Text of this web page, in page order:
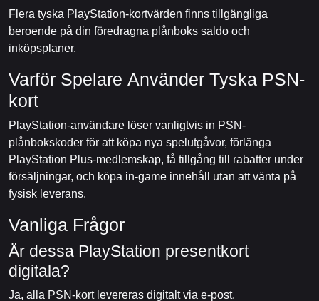
Flera tyska PlayStation-kortvärden finns tillgängliga
beroende på din föredragna plånboks saldo och
inköpsplaner.
Varför Spelare Använder Tyska PSN-
kort
PlayStation-användare löser vanligtvis in PSN-
plånbokskoder för att köpa nya spelutgåvor, förlänga
PlayStation Plus-medlemskap, få tillgång till rabatter under
försäljningar, och köpa in-game innehåll utan att vänta på
fysisk leverans.
Vanliga Frågor
Är dessa PlayStation presentkort
digitala?
Ja, alla PSN-kort levereras digitalt via e-post.